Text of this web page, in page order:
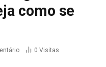
como se
0 Visitas